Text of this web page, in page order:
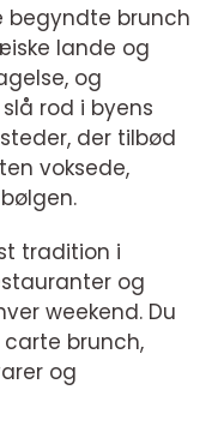
begyndte brunch
lande og
og
rod i byens
der tilbød
voksede,
tradition i
og
weekend. Du
brunch,
og